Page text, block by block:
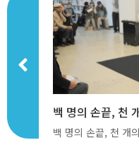
본...
백 명의 손끝, 천
백 명의 손끝, 천 개